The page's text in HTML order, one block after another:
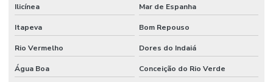
Soluções de engenharia e manutenção
Soluções de engenharia para manutenção industrial
Terceirização de facilities
Ilicínea Mar de Espanha
Itapeva Bom Repouso
Rio Vermelho Dores do Indaiá
Água Boa Conceição do Rio Verde